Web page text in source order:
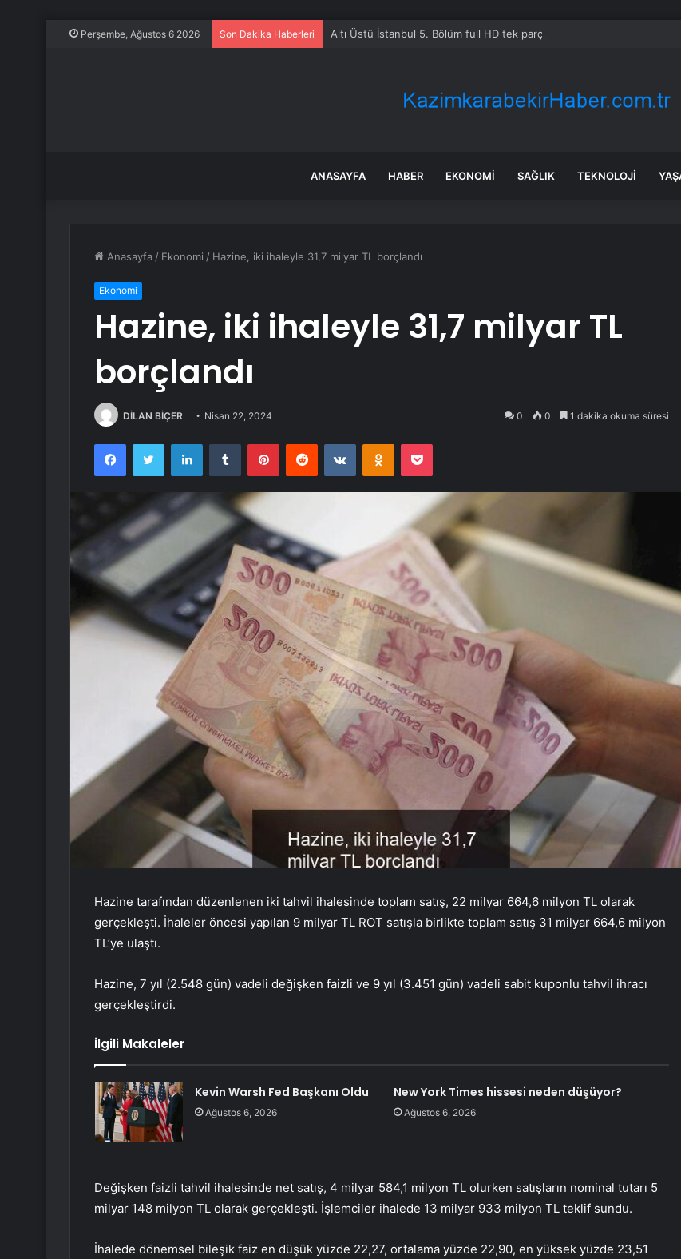
Perşembe, Ağustos 6 2026 Son Dakika Haberleri Altı Üstü İstanbul 5. Bölüm full HD tek parça izleme linki var mı, ATV
ANASAYFA HABER EKONOMI SAĞLIK TEKNOLOJI
Anasayfa / Ekonomi / Hazine, iki ihaleyle 31,7 milyar TL borçlandı
Ekonomi
Hazine, iki ihaleyle 31,7 milyar TL
borçlandı
DİLAN BİÇER Nisan 22, 2024 0 0 1 dakika okuma süresi
FacebookTwitter LinkedInTumblr PinterestReddit VKontakteOdnoklassniki
Pocket
Hazine tarafından düzenlenen iki tahvil ihalesinde toplam satış, 22 milyar 664,6 milyon TL olarak
gerçekleşti. İhaleler öncesi yapılan 9 milyar TL ROT satışla birlikte toplam satış 31 milyar 664,6 milyon
TL’ye ulaştı.
Hazine, 7 yıl (2.548 gün) vadeli değişken faizli ve 9 yıl (3.451 gün) vadeli sabit kuponlu tahvil ihracı
gerçekleştirdi.
İlgili Makaleler
Kevin Warsh Fed Başkanı Oldu
Ağustos 6, 2026
New York Times hissesi neden düşüyor?
Ağustos 6, 2026
Değişken faizli tahvil ihalesinde net satış, 4 milyar 584,1 milyon TL olurken satışların nominal tutarı 5
milyar 148 milyon TL olarak gerçekleşti. İşlemciler ihalede 13 milyar 933 milyon TL teklif sundu.
İhalede dönemsel bileşik faiz en düşük yüzde 22,27, ortalama yüzde 22,90, en yüksek yüzde 23,51